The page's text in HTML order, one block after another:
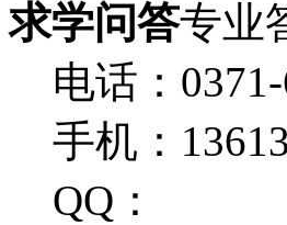
求学问答专业
电话：
手机：
QQ：